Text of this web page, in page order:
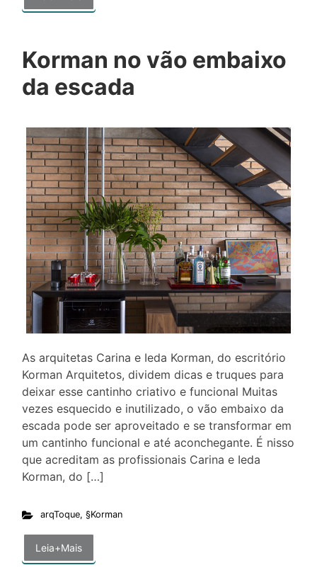
Korman no vão embaixo
da escada
As arquitetas Carina e Ieda Korman, do escritório
Korman Arquitetos, dividem dicas e truques para
deixar esse cantinho criativo e funcional Muitas
vezes esquecido e inutilizado, o vão embaixo da
escada pode ser aproveitado e se transformar em
um cantinho funcional e até aconchegante. É nisso
que acreditam as profissionais Carina e Ieda
Korman, do […]
arqToque, §Korman
Leia+Mais